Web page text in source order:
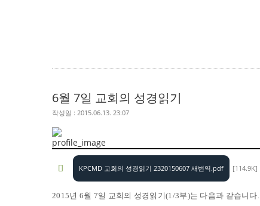
6월 7일 교회의 성경읽기
작성일 : 2015.06.13. 23:07
KPCMD 교회의 성경읽기 2320150607 새번역.pdf [114.9K]
2015년 6월 7일 교회의 성경읽기(1/3부)는 다음과 같습니다.